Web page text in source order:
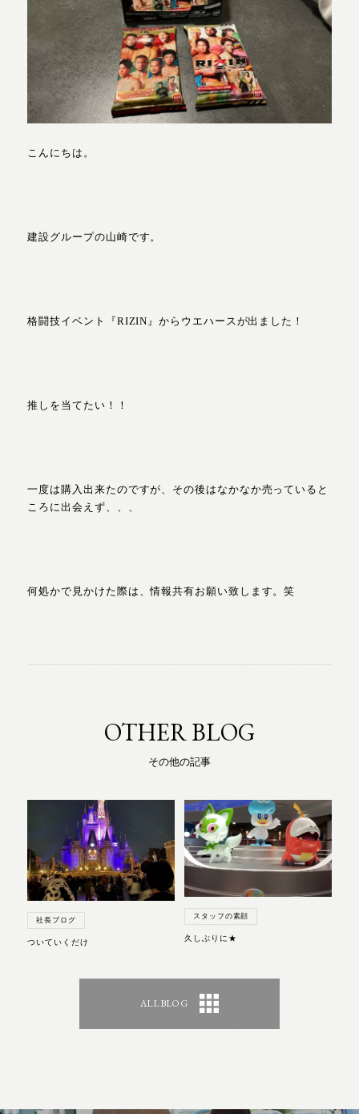
こんにちは。
建設グループの山崎です。
格闘技イベント『RIZIN』からウエハースが出ました！
推しを当てたい！！
一度は購入出来たのですが、その後はなかなか売っていると
ころに出会えず、、、
何処かで見かけた際は、情報共有お願い致します。笑
OTHER BLOG
その他の記事
社長ブログ
ついていくだけ
スタッフの素顔
久しぶりに★
ALL BLOG